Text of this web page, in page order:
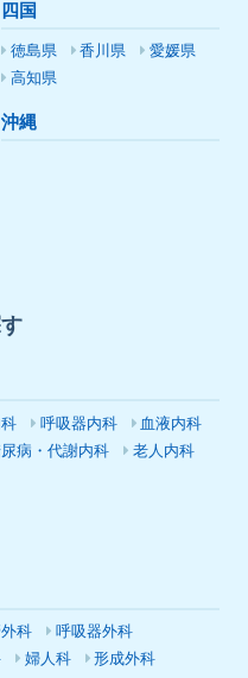
四国
徳島県 香川県
愛媛県
高知県
沖縄
呼吸器内科
血液内科
病・代謝内科
老人内科
科
呼吸器外科
婦人科
形成外科